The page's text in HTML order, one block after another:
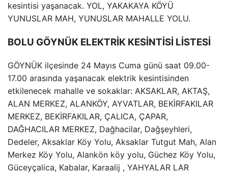
kesintisi yaşanacak. YOL, YAKAKAYA KÖYÜ
YUNUSLAR MAH, YUNUSLAR MAHALLE YOLU.
BOLU GÖYNÜK ELEKTRİK KESİNTİSİ LİSTESİ
GÖYNÜK ilçesinde 24 Mayıs Cuma günü saat 09.00-
17.00 arasında yaşanacak elektrik kesintisinden
etkilenecek mahalle ve sokaklar: AKSAKLAR, AKTAŞ,
ALAN MERKEZ, ALANKÖY, AYVATLAR, BEKİRFAKILAR
MERKEZ, BEKİRFAKILAR, ÇALICA, ÇAPAR,
DAĞHACILAR MERKEZ, Dağhacilar, Dağşeyhleri,
Dedeler, Aksaklar Köy Yolu, Aksaklar Tutgut Mah, Alan
Merkez Köy Yolu, Alankön köy yolu, Güchez Köy Yolu,
Güceyçalica, Kabalar, Karaalij , YAHYALAR LAR